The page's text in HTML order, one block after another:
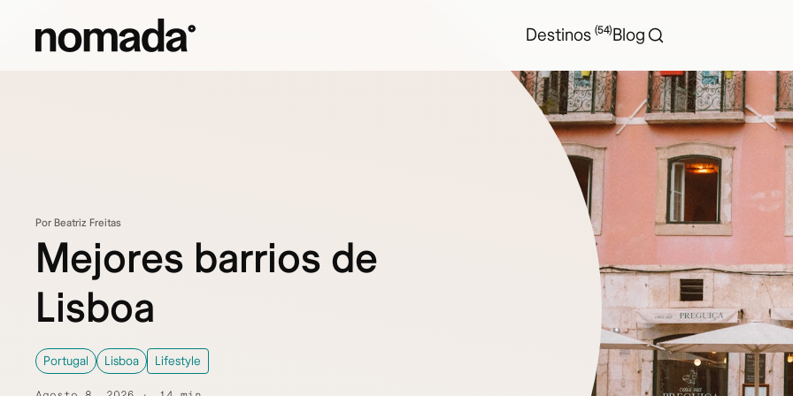
Destinos (54)Blog
Por Beatriz Freitas
Mejores barrios de
Lisboa
Portugal Lisboa Lifestyle